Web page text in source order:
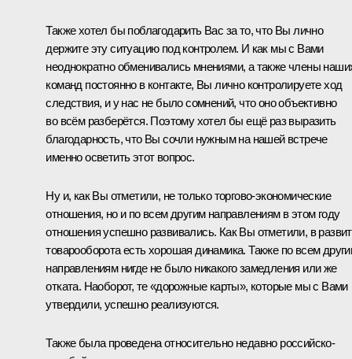
Также хотел бы поблагодарить Вас за то, что Вы лично
держите эту ситуацию под контролем. И как мы с Вами
неоднократно обменивались мнениями, а также члены
команд постоянно в контакте, Вы лично контролируете ход
следствия, и у нас не было сомнений, что оно объективно
во всём разберётся. Поэтому хотел бы ещё раз выразить
благодарность, что Вы сочли нужным на нашей встрече
именно осветить этот вопрос.
Ну и, как Вы отметили, не только торгово-экономические
отношения, но и по всем другим направлениям в этом году
отношения успешно развивались. Как Вы отметили, в
товарооборота есть хорошая динамика. Также по всем
направлениям нигде не было никакого замедления или же
отката. Наоборот, те «дорожные карты», которые мы с Вами
утвердили, успешно реализуются.
Также была проведена относительно недавно российско-